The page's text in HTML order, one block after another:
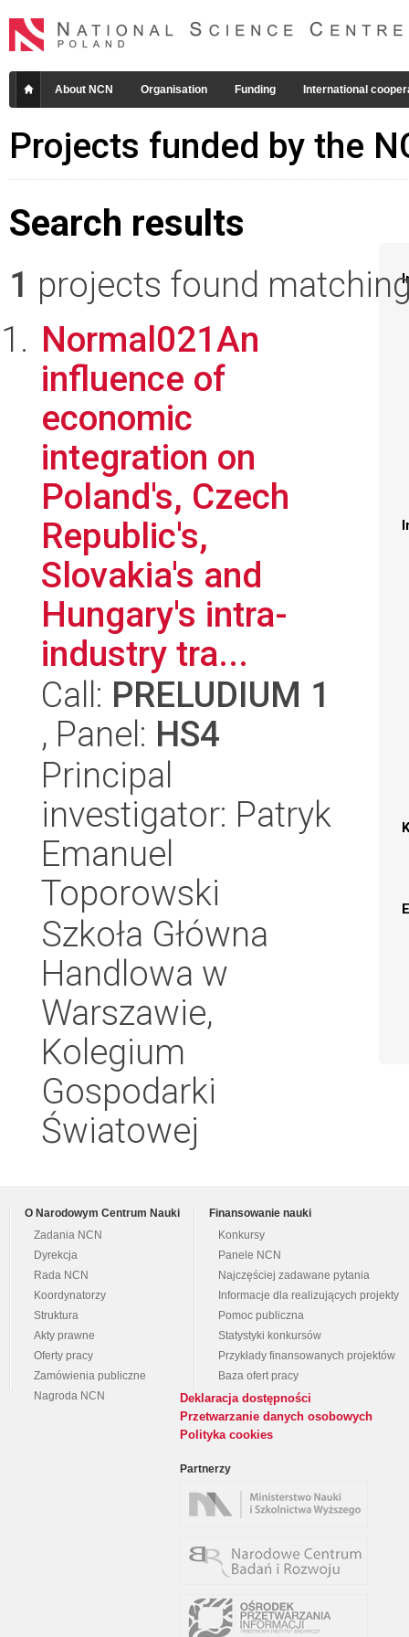
About NCN Organisation Funding International
Projects funded by the
Search results
1 projects found
Normal021An
influence of
economic
integration on
Poland's, Czech
Republic's,
Slovakia's and
Hungary's intra-
industry tra...
Call: PRELUDIUM 1
, Panel: HS4
Principal
investigator: Patryk
Emanuel
Toporowski
Szkoła Główna
Handlowa w
Warszawie,
Kolegium
Gospodarki
Światowej
O Narodowym Centrum Nauki
Zadania NCN
Dyrekcja
Rada NCN
Koordynatorzy
Struktura
Akty prawne
Oferty pracy
Zamówienia publiczne
Nagroda NCN
Finansowanie nauki
Konkursy
Panele NCN
Najczęściej zadawane pytania
Informacje dla realizujących projekty
Pomoc publiczna
Statystyki konkursów
Przykłady finansowanych projektów
Baza ofert pracy
Deklaracja dostępności
Przetwarzanie danych osobowych
Polityka cookies
Partnerzy